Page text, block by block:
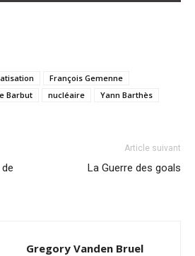
François Gemenne
Barbut nucléaire Yann Barthès
Article suivant
La Guerre des goals
Gregory Vanden Bruel